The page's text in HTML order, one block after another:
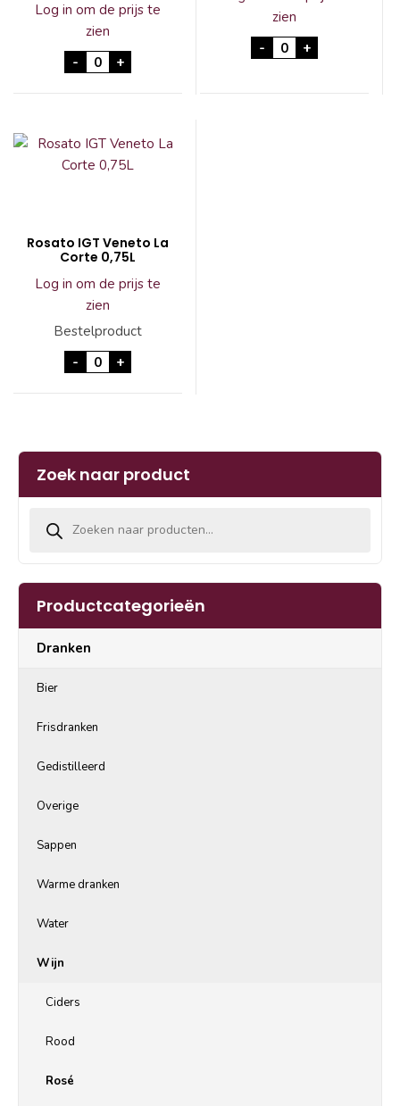
Log in om de prijs te
zien
- Serena ROSE Prosecco Treviso 24x20cl aantal
+
zien
- Le Puits Grenache
+
Rosato IGT Veneto La
Corte 0,75L
Log in om de prijs te
zien
Bestelproduct
- Rosato IGT Veneto La Corte 0,75L aantal
+
Zoek naar product
Productcategorieën
Dranken
Bier
Frisdranken
Gedistilleerd
Overige
Sappen
Warme dranken
Water
Wijn
Ciders
Rood
Rosé